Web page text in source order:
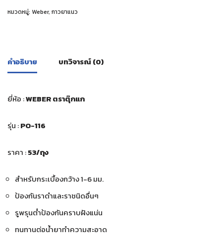
หมวดหมู่: Weber, กาวยาแนว
คำอธิบาย บทวิจารณ์ (0)
ยี่ห้อ :WEBER ตราตุ๊กแก
รุ่น :PO-116
ราคา :53/ถุง
สำหรับกระเบื้องกว้าง 1-6 มม.
ป้องกันราดำและราชนิดอื่นๆ
รูพรุนต่ำป้องกันคราบฝังแน่น
ทนทานต่อน้ำยาทำความสะอาด